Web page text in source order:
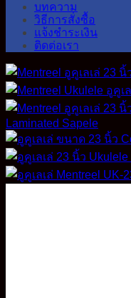
บทความ
วิธีการสั่งซื้อ
แจ้งชำระเงิน
ติดต่อเรา